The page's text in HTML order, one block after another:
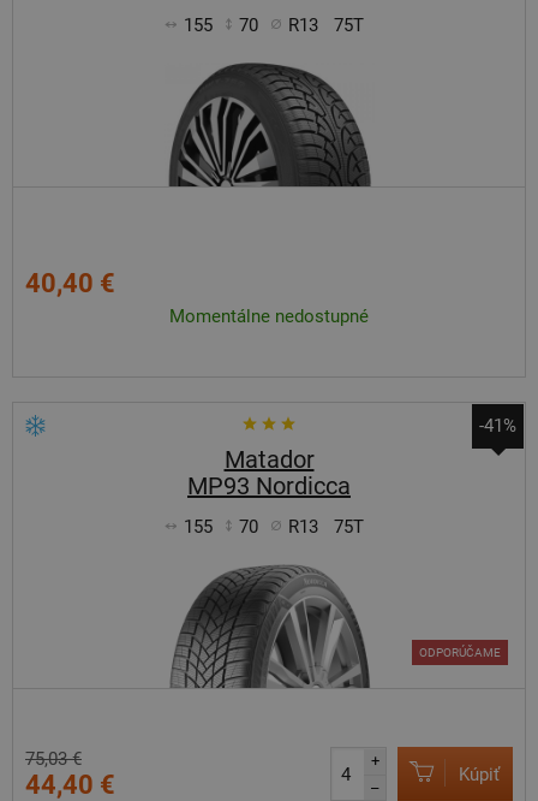
155 70 R13 75T
40,40 €
Momentálne nedostupné
-41%
Matador
MP93 Nordicca
155 70 R13 75T
ODPORÚČAME
75,03 €
44,40 €
+
–
Kúpiť